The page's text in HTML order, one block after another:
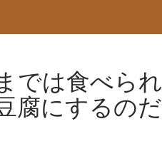
では食べられ
腐にするのだ